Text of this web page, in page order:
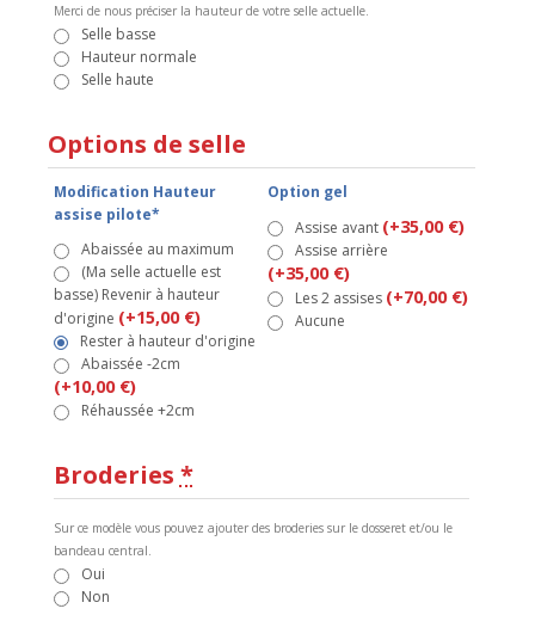
Broderies *
Sur ce modèle vous pouvez ajouter des broderies sur le dosseret et/ou le
bandeau central.
Oui
Non
Merci de nous préciser la hauteur de votre selle actuelle.
Selle basse
Hauteur normale
Selle haute
Options de selle
Modification Hauteur
assise pilote*
Abaissée au maximum
(Ma selle actuelle est
basse) Revenir à hauteur
d'origine (+15,00 €)
Rester à hauteur d'origine
Abaissée -2cm
(+10,00 €)
Réhaussée +2cm
Option gel
Assise avant (+35,00 €)
Assise arrière
(+35,00 €)
Les 2 assises (+70,00 €)
Aucune